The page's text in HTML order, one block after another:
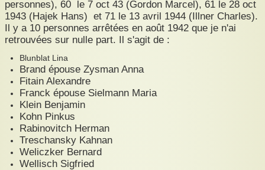
personnes), 60 le 7 oct 43 (Gordon Marcel), 61 le 28 oct
1943 (Hajek Hans) et 71 le 13 avril 1944 (Illner Charles).
Il y a 10 personnes arrêtées en août 1942 que je n'ai
retrouvées sur nulle part. Il s'agit de :
Blunblat Lina
Brand épouse Zysman Anna
Fitain Alexandre
Franck épouse Sielmann Maria
Klein Benjamin
Kohn Pinkus
Rabinovitch Herman
Treschansky Kahnan
Weliczker Bernard
Wellisch Sigfried